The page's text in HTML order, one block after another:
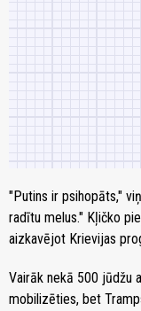
"Putins ir psihopāts,"
radītu melus." Kļičko
aizkavējot Krievijas
Vairāk nekā 500 jūdžu
mobilizēties, bet